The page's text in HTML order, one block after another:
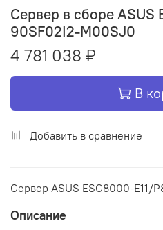
Сервер в сборе ASUS
90SF02I2-M00SJ0
4 781 038 ₽
В
Добавить в сравнение
Сервер ASUS ESC8000-E11/
Описание